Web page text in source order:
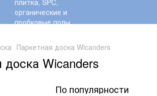
Паркетная доска Wicanders
доска Wicanders
По популярности